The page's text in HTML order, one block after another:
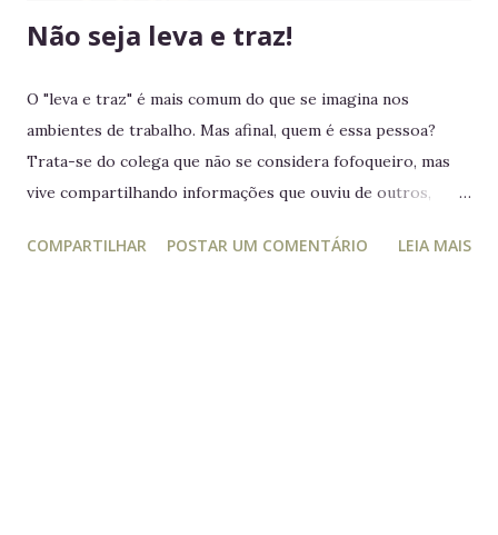
Não seja leva e traz!
O "leva e traz" é mais comum do que se imagina nos
ambientes de trabalho. Mas afinal, quem é essa pessoa?
Trata-se do colega que não se considera fofoqueiro, mas
vive compartilhando informações que ouviu de outros,
prática, ele manipula e desagrega, usando informações
COMPARTILHAR POSTAR UM COMENTÁRIO LEIA MAIS